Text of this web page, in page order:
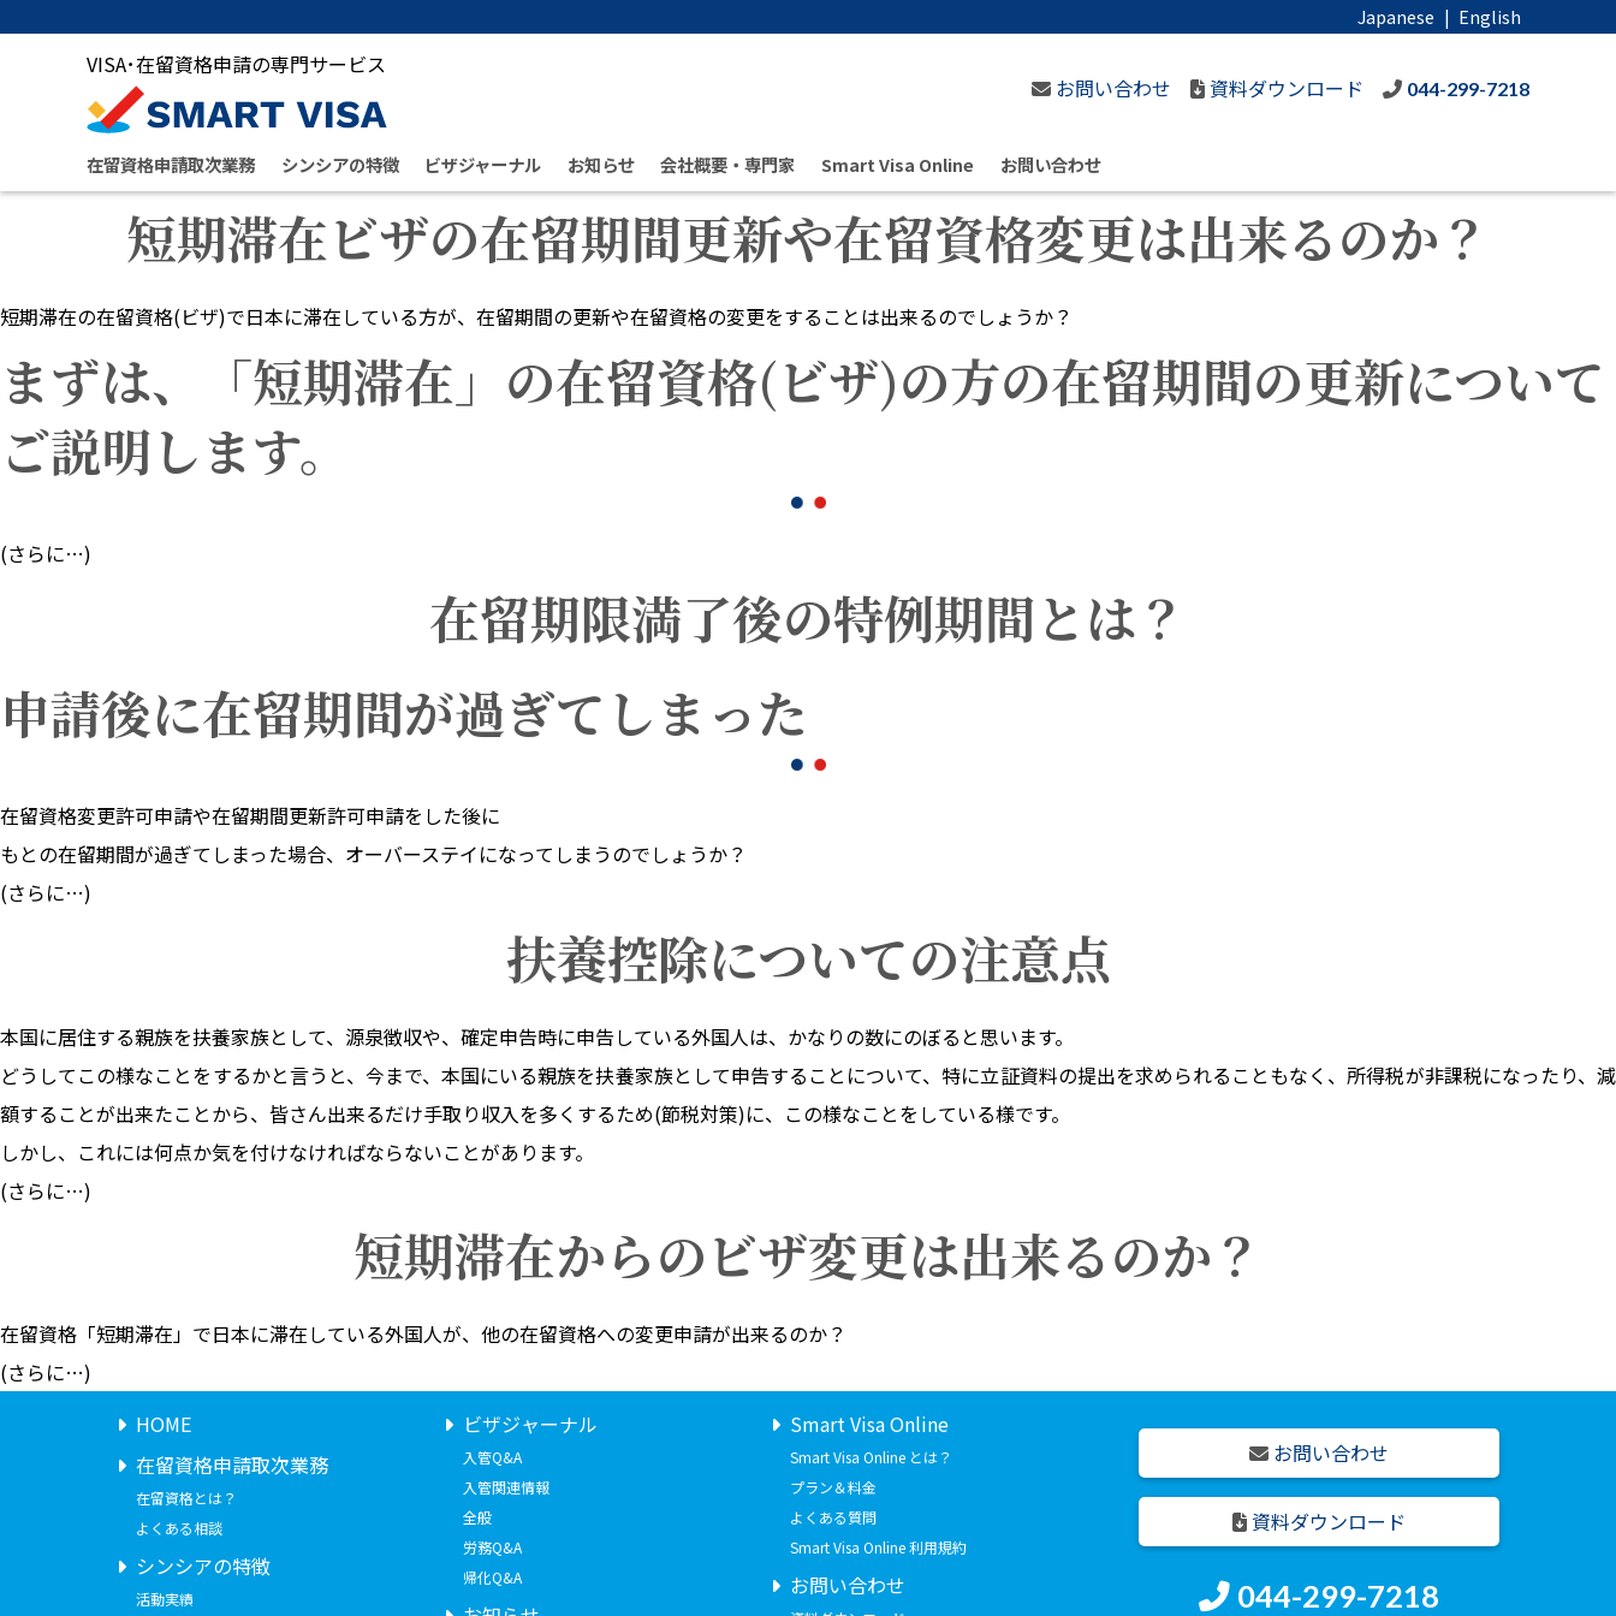
VISA･在留資格申請の専門サービス
お問い合わせ
資料ダウンロード 044-299-7218
在留資格申請取次業務 シンシアの特徴 ビザジャーナル お知らせ 会社概要・専門家 Smart Visa Online お問い合わせ
Japanese | English
短期滞在ビザの在留期間更新や在留資格変更は出来るのか？
短期滞在の在留資格(ビザ)で日本に滞在している方が、在留期間の更新や在留資格の変更をすることは出来るのでしょうか？
まずは、「短期滞在」の在留資格(ビザ)の方の在留期間の更新について
ご説明します。
(さらに…)
在留期限満了後の特例期間とは？
申請後に在留期間が過ぎてしまった
在留資格変更許可申請や在留期間更新許可申請をした後に
もとの在留期間が過ぎてしまった場合、オーバーステイになってしまうのでしょうか？
(さらに…)
扶養控除についての注意点
本国に居住する親族を扶養家族として、源泉徴収や、確定申告時に申告している外国人は、かなりの数にのぼると思います。
どうしてこの様なことをするかと言うと、今まで、本国にいる親族を扶養家族として申告することについて、特に立証資料の提出を求められることもなく、所得税が非課税になったり、減
額することが出来たことから、皆さん出来るだけ手取り収入を多くするため(節税対策)に、この様なことをしている様です。
しかし、これには何点か気を付けなければならないことがあります。
(さらに…)
短期滞在からのビザ変更は出来るのか？
在留資格「短期滞在」で日本に滞在している外国人が、他の在留資格への変更申請が出来るのか？
(さらに…)
HOME
在留資格申請取次業務
在留資格とは？
よくある相談
シンシアの特徴
活動実績
ビザジャーナル
入管Q&A
入管関連情報
全般
労務Q&A
帰化Q&A
Smart Visa Online
Smart Visa Online とは？
プラン＆料金
よくある質問
Smart Visa Online 利用規約
お問い合わせ
お問い合わせ
資料ダウンロード
044-299-7218